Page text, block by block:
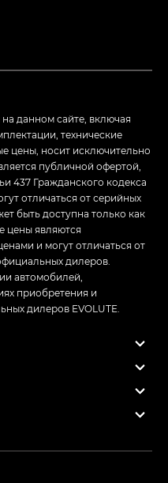
данном сайте, включая
технические
цены, носит исключительно
публичной офертой,
437 Гражданского кодекса
отличаться от серийных
быть доступна только как
цены являются
и могут отличаться от
дилеров.
автомобилей,
приобретения и
дилеров EVOLUTE.